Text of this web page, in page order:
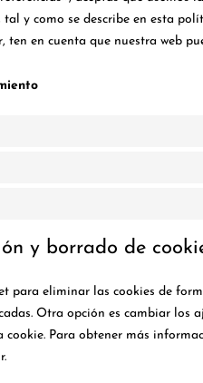
y como se describe en esta
en cuenta que nuestra web
y borrado de
para eliminar las cookies de
Otra opción es cambiar los
cookie. Para obtener más